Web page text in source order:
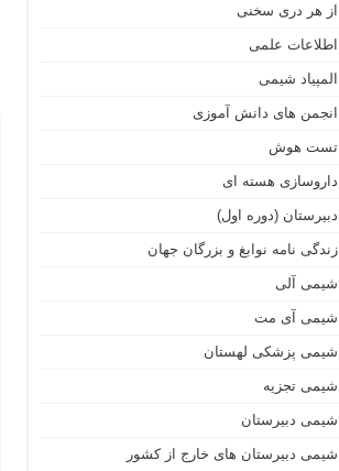
از هر دری سخنی
اطلاعات علمی
المپیاد شیمی
انجمن های دانش آموزی
تست هوش
داروسازی هسته ای
دبیرستان (دوره اول)
زندگی نامه نوابغ و بزرگان جهان
شیمی آلی
شیمی آی مت
شیمی پزشکی لهستان
شیمی تجزیه
شیمی دبیرستان
شیمی دبیرستان های خارج از کشور